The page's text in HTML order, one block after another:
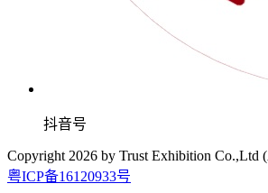
抖音号
Copyright 2026 by Trust Exhibition Co.,Ltd
粤ICP备16120933号